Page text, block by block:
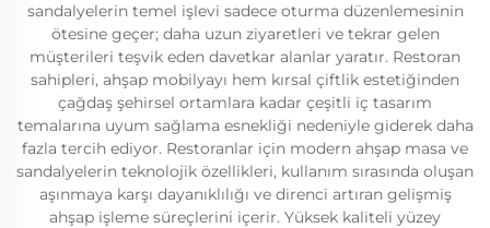
sandalyelerin temel işlevi sadece oturma düzenlemesinin
ötesine geçer; daha uzun ziyaretleri ve tekrar gelen
müşterileri teşvik eden davetkar alanlar yaratır. Restoran
sahipleri, ahşap mobilyayı hem kırsal çiftlik estetiğinden
çağdaş şehirsel ortamlara kadar çeşitli iç tasarım
temalarına uyum sağlama esnekliği nedeniyle giderek daha
fazla tercih ediyor. Restoranlar için modern ahşap masa ve
sandalyelerin teknolojik özellikleri, kullanım sırasında oluşan
aşınmaya karşı dayanıklılığı ve direnci artıran gelişmiş
ahşap işleme süreçlerini içerir. Yüksek kaliteli yüzey